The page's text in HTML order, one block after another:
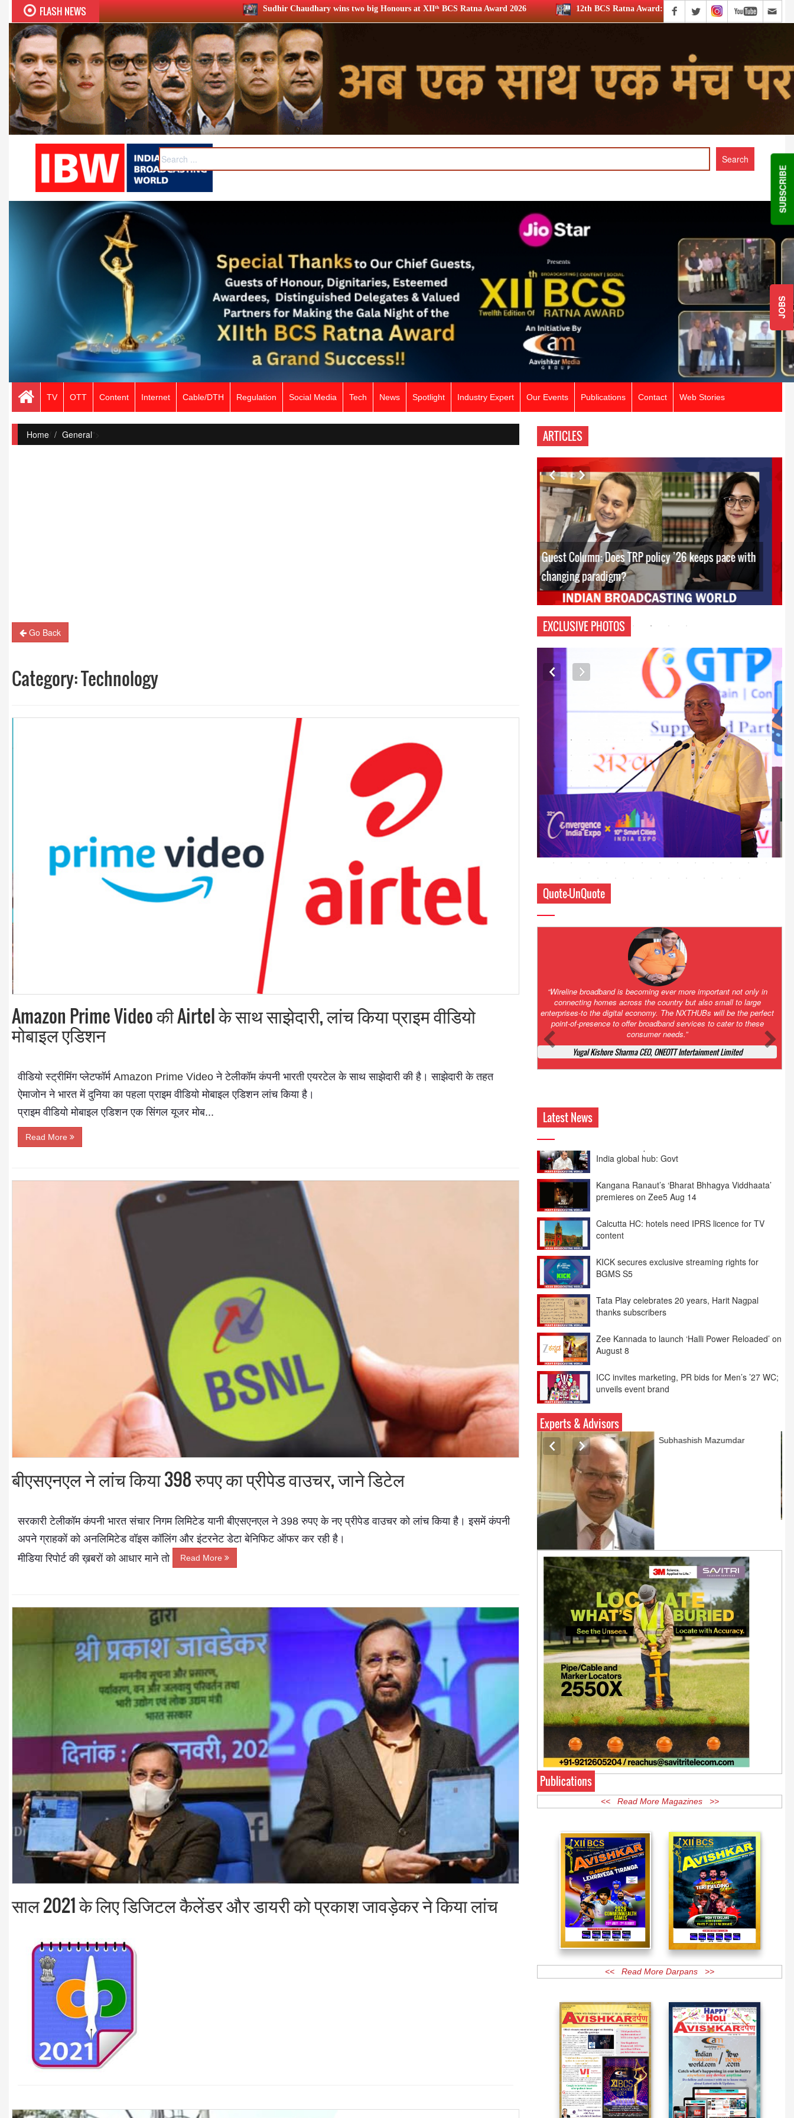
SUBSCRIBE
JOBS
FLASH NEWS Sudhir Chaudhary wins two big Honours at XIIᵗʰ BCS Ratna Award 2026 12th BCS Ratna Award: JioStar’s Aravamudhan is Lifetime Achievement honouree
TV OTT Content Internet Cable/DTH Regulation Social Media Tech News Spotlight Industry Expert Our Events Publications Contact Web Stories
Home/ General">
Go Back
Category:Technology
Amazon Prime Video की Airtel के साथ साझेदारी, लांच किया प्राइम वीडियो
मोबाइल एडिशन
वीडियो स्ट्रीमिंग प्लेटफॉर्म Amazon Prime Video ने टेलीकॉम कंपनी भारती एयरटेल के साथ साझेदारी की है। साझेदारी के तहत
ऐमाजोन ने भारत में दुनिया का पहला प्राइम वीडियो मोबाइल एडिशन लांच किया है।
प्राइम वीडियो मोबाइल एडिशन एक सिंगल यूजर मोब...
Read More
बीएसएनएल ने लांच किया 398 रुपए का प्रीपेड वाउचर, जाने डिटेल
सरकारी टेलीकॉम कंपनी भारत संचार निगम लिमिटेड यानी बीएसएनएल ने 398 रुपए के नए प्रीपेड वाउचर को लांच किया है। इसमें कंपनी
अपने ग्राहकों को अनलिमिटेड वॉइस कॉलिंग और इंटरनेट डेटा बेनिफिट ऑफर कर रही है।
मीडिया रिपोर्ट की ख़बरों को आधार माने तो
Read More
साल 2021 के लिए डिजिटल कैलेंडर और डायरी को प्रकाश जावड़ेकर ने किया लांच
ARTICLES
Guest Column: Budget’s policy interventions to
boost Orange Economy
EXCLUSIVE PHOTOS
Quote-UnQuote
Amazing and grim battle for survival. Guess it will end up in Supreme
Court. All that NCLT asked Zee to do was to file a reply to Invesco
petition for a EGM. Now this is getting too serious. So far Invesco
has been hammered for demanding an EGM. What is Zee upto?
Ofcourse my lawyer community knows better!
Ashok Mansukhani, Corporate Law and Media Law Advocate at
Ashokmansukhani Associates
Latest News
Kangana Ranaut’s ‘Bharat Bhhagya Viddhaata’
Calcutta HC: hotels need IPRS licence for TV
KICK secures exclusive streaming rights for
Tata Play celebrates 20 years, Harit Nagpal
Zee Kannada to launch ‘Halli Power Reloaded’ on
ICC invites marketing, PR bids for Men’s ’27 WC;
3 States adopt live events model order to make
Experts & Advisors
Dr. A. K. Rastogi
President- All India
Aavishkar Dish Antenna
Sangh
Editor in Chief- Aavishkar
Publications
Subhashish Mazumdar
Publications
<< Read More Magazines >>
<< Read More Darpans >>